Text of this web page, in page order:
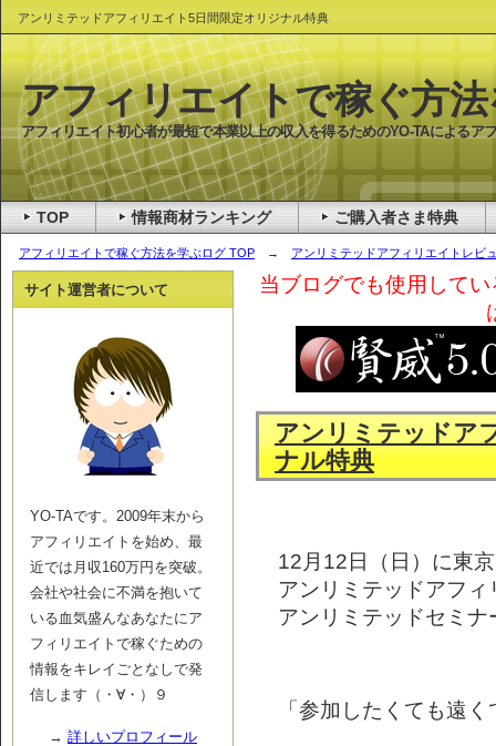
アンリミテッドアフィリエイト5日間限定オリジナル特典
アフィリエイトで稼ぐ方法を学ぶログ TOP → アンリミテッドアフィリエイトレビ
当ブログでも使用して
アンリミテッドア
ナル特典
12月12日（日）に東
アンリミテッドアフ
アンリミテッドセミナ
「参加したくても遠
サイト運営者について
YO-TAです。2009年末から
アフィリエイトを始め、最
近では月収160万円を突破。
会社や社会に不満を抱いて
いる血気盛んなあなたにア
フィリエイトで稼ぐための
情報をキレイごとなしで発
信します（・∀・）９
→ 詳しいプロフィール
アフィリエイトで稼ぐ方
アフィリエイト初心者が最短で本業以上の収入を得るためのYO-TAによるア
TOP 情報商材ランキング ご購入者さま特典